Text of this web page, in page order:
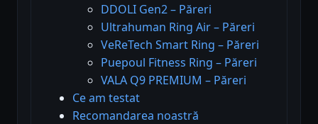
DDOLI Gen2 – Păreri
Ultrahuman Ring Air – Păreri
VeReTech Smart Ring – Păreri
Puepoul Fitness Ring – Păreri
VALA Q9 PREMIUM – Păreri
Ce am testat
Recomandarea noastră